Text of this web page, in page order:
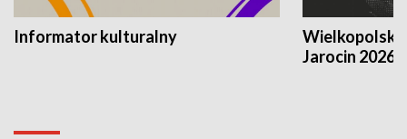
Informator kulturalny
Jarocin 2026